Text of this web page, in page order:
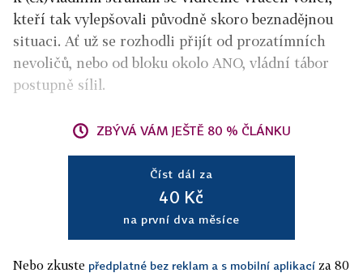
kteří tak vylepšovali původně skoro beznadějnou
situaci. Ať už se rozhodli přijít od prozatímních
nevoličů, nebo od bloku okolo ANO, vládní tábor
postupně sílil.
ZBÝVÁ VÁM JEŠTĚ 80 % ČLÁNKU
Číst dál za
40 Kč
na první dva měsíce
Nebo zkuste předplatné bez reklam a s mobilní aplikací za 80